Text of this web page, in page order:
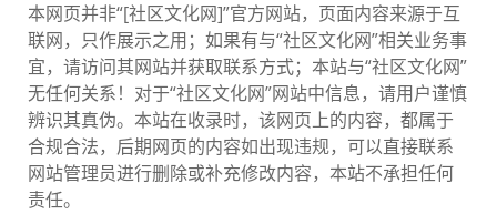
本网页并非“[社区文化网]”官方网站，页面内容来源于互
联网，只作展示之用；如果有与“社区文化网”相关业务事
宜，请访问其网站并获取联系方式；本站与“社区文化网”
无任何关系！对于“社区文化网”网站中信息，请用户谨慎
辨识其真伪。本站在收录时，该网页上的内容，都属于
合规合法，后期网页的内容如出现违规，可以直接联系
网站管理员进行删除或补充修改内容，本站不承担任何
责任。